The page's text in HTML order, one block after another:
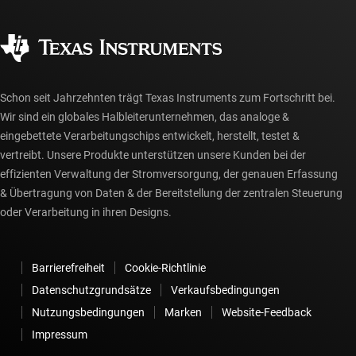
myTI-Konto FAQs
Schon seit Jahrzehnten trägt Texas Instruments zum Fortschritt bei.
Wir sind ein globales Halbleiterunternehmen, das analoge &
eingebettete Verarbeitungschips entwickelt, herstellt, testet &
vertreibt. Unsere Produkte unterstützen unsere Kunden bei der
effizienten Verwaltung der Stromversorgung, der genauen Erfassung
& Übertragung von Daten & der Bereitstellung der zentralen Steuerung
oder Verarbeitung in ihren Designs.
Barrierefreiheit
Cookie-Richtlinie
Datenschutzgrundsätze
Verkaufsbedingungen
Nutzungsbedingungen
Marken
Website-Feedback
Impressum